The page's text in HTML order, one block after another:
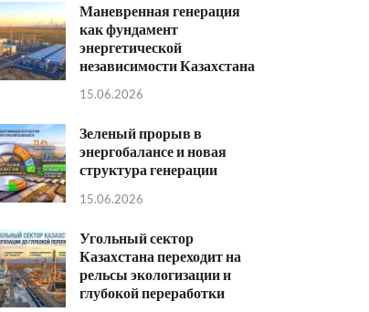
Маневренная генерация
как фундамент
энергетической
независимости Казахстана
15.06.2026
Зеленый прорыв в
энергобалансе и новая
структура генерации
15.06.2026
Угольный сектор
Казахстана переходит на
рельсы экологизации и
глубокой переработки